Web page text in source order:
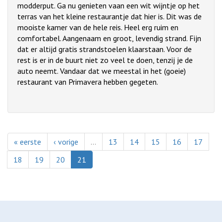
modderput. Ga nu genieten vaan een wit wijntje op het
terras van het kleine restaurantje dat hier is. Dit was de
mooiste kamer van de hele reis. Heel erg ruim en
comfortabel. Aangenaam en groot, levendig strand. Fijn
dat er altijd gratis strandstoelen klaarstaan. Voor de
rest is er in de buurt niet zo veel te doen, tenzij je de
auto neemt. Vandaar dat we meestal in het (goeie)
restaurant van Primavera hebben gegeten.
« eerste ‹ vorige … 13 14 15 16
17
18
19 20 21